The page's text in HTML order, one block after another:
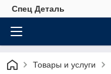
Спец Деталь
Товары и услуги